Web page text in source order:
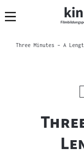
Navigation
zum
zur
Three Minutes – A
"